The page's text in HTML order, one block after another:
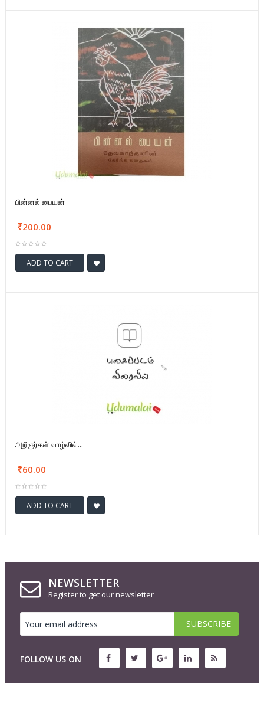
பின்னல் பையன்
200.00
ADD TO CART
அறிஞர்கள் வாழ்வில்...
60.00
ADD TO CART
NEWSLETTER
Register to get our newsletter
FOLLOW US ON